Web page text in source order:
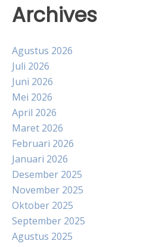
Archives
Agustus 2026
Juli 2026
Juni 2026
Mei 2026
April 2026
Maret 2026
Februari 2026
Januari 2026
Desember 2025
November 2025
Oktober 2025
September 2025
Agustus 2025